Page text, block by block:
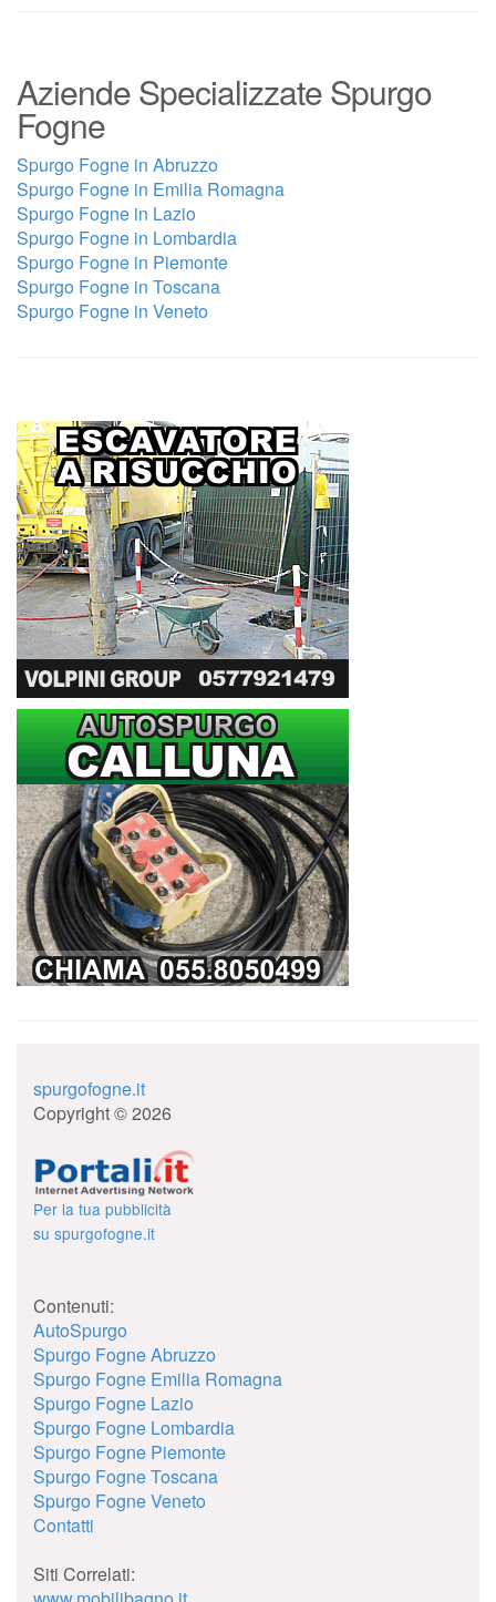
Aziende Specializzate Spurgo
Fogne
Spurgo Fogne in Abruzzo
Spurgo Fogne in Emilia Romagna
Spurgo Fogne in Lazio
Spurgo Fogne in Lombardia
Spurgo Fogne in Piemonte
Spurgo Fogne in Toscana
Spurgo Fogne in Veneto
spurgofogne.it
Copyright © 2026
Per la tua pubblicità
su spurgofogne.it
Contenuti:
AutoSpurgo
Spurgo Fogne Abruzzo
Spurgo Fogne Emilia Romagna
Spurgo Fogne Lazio
Spurgo Fogne Lombardia
Spurgo Fogne Piemonte
Spurgo Fogne Toscana
Spurgo Fogne Veneto
Contatti
Siti Correlati: